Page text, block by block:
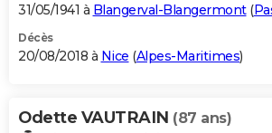
31/05/1941 à Blangerval-Blangermont(
Décès
20/08/2018 à Nice (Alpes-Maritimes)
Odette VAUTRAIN (87 ans)